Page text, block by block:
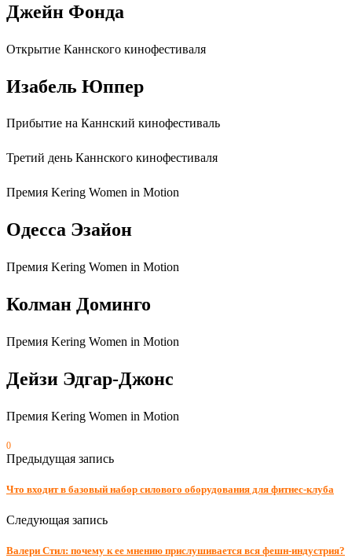
Джейн Фонда
Открытие Каннского кинофестиваля
Изабель Юппер
Прибытие на Каннский кинофестиваль
Третий день Каннского кинофестиваля
Премия Kering Women in Motion
Одесса Эзайон
Премия Kering Women in Motion
Колман Доминго
Премия Kering Women in Motion
Дейзи Эдгар-Джонс
Премия Kering Women in Motion
0
Предыдущая запись
Что входит в базовый набор силового оборудования для фитнес-клуба
Следующая запись
Валери Стил: почему к ее мнению прислушивается вся фешн-индустрия?